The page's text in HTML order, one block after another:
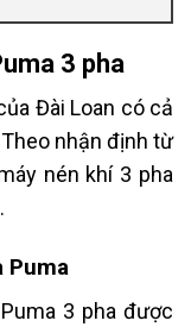
3 pha
Đài Loan có cả
nhận định từ
nén khí 3 pha
Puma
3 pha được